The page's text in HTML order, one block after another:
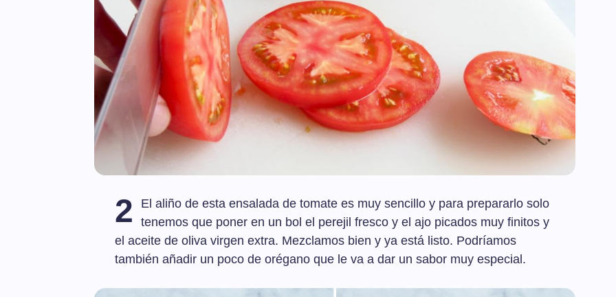
2
El aliño de esta ensalada de tomate es muy sencillo y para prepararlo solo
tenemos que poner en un bol el perejil fresco y el ajo picados muy finitos y
el aceite de oliva virgen extra. Mezclamos bien y ya está listo. Podríamos
también añadir un poco de orégano que le va a dar un sabor muy especial.